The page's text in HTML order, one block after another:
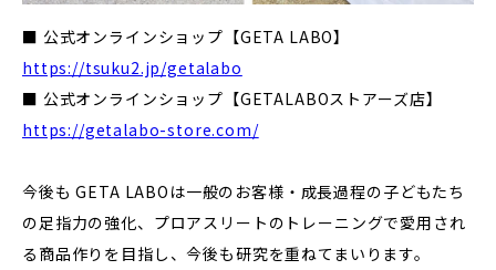
■ 公式オンラインショップ【GETA LABO】
https://tsuku2.jp/getalabo
■ 公式オンラインショップ【GETALABOストアーズ店】
https://getalabo-store.com/
今後も GETA LABOは一般のお客様・成長過程の子どもたち
の足指力の強化、プロアスリートのトレーニングで愛用され
る商品作りを目指し、今後も研究を重ねてまいります。